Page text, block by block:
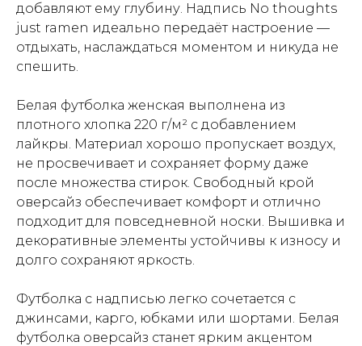
добавляют ему глубину. Надпись No thoughts
just ramen идеально передаёт настроение —
отдыхать, наслаждаться моментом и никуда не
спешить.
Белая футболка женская выполнена из
плотного хлопка 220 г/м² с добавлением
лайкры. Материал хорошо пропускает воздух,
не просвечивает и сохраняет форму даже
после множества стирок. Свободный крой
оверсайз обеспечивает комфорт и отлично
подходит для повседневной носки. Вышивка и
декоративные элементы устойчивы к износу и
долго сохраняют яркость.
Футболка с надписью легко сочетается с
джинсами, карго, юбками или шортами. Белая
футболка оверсайз станет ярким акцентом